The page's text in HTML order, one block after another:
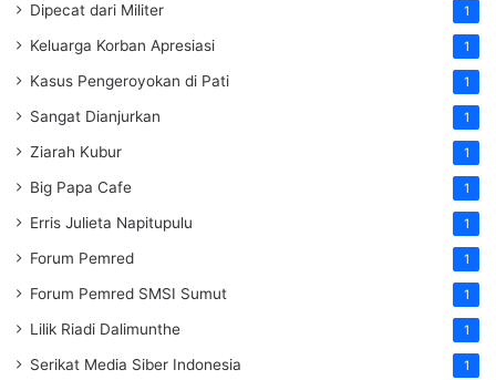
Dipecat dari Militer 1
Keluarga Korban Apresiasi 1
Kasus Pengeroyokan di Pati 1
Sangat Dianjurkan 1
Ziarah Kubur 1
Big Papa Cafe 1
Erris Julieta Napitupulu 1
Forum Pemred 1
Forum Pemred SMSI Sumut 1
Lilik Riadi Dalimunthe 1
Serikat Media Siber Indonesia 1